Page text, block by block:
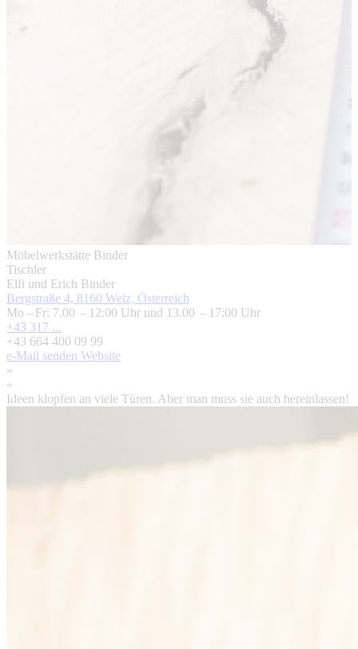
Möbelwerkstätte Binder
Tischler
Elfi und Erich Binder
Bergstraße 4, 8160 Weiz, Österreich
Mo – Fr: 7.00 – 12:00 Uhr und 13.00 – 17:00 Uhr
+43 317 ...
+43 664 400 09 99
e-Mail senden Website
»
«
Ideen klopfen an viele Türen. Aber man muss sie auch hereinlassen!